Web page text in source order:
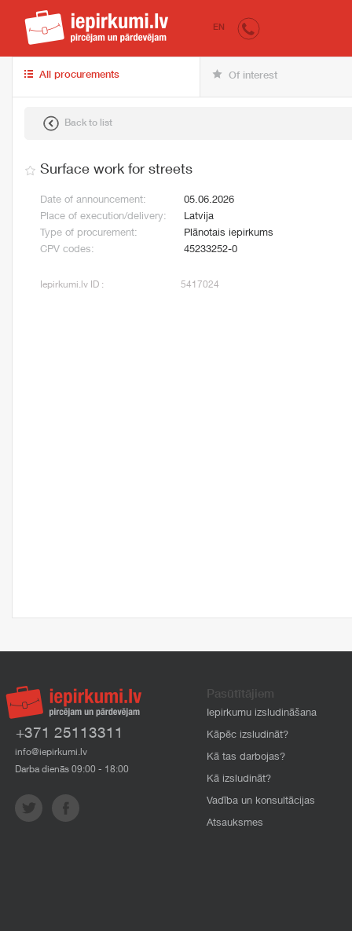
iepirkumi.lv
EN
All procurements Of interest
Back to list
Surface work for streets
Date of announcement:
05.06.2026
Place of execution/delivery:
Latvija
Type of procurement:
Plānotais iepirkums
CPV codes:
45233252-0
Iepirkumi.lv ID : 5417024
+371 25113311
info@iepirkumi.lv
Darba dienās 09:00 - 18:00
Pasūtītājiem
Iepirkumu izsludināšana
Kāpēc izsludināt?
Kā tas darbojas?
Kā izsludināt?
Vadība un konsultācijas
Atsauksmes